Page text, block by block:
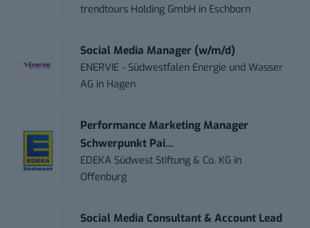
trendtours Holding GmbH in Eschborn
Social Media Manager (w/m/d)
ENERVIE - Südwestfalen Energie und Wasser
AG in Hagen
Performance Marketing Manager
Schwerpunkt Pai...
EDEKA Südwest Stiftung & Co. KG in
Offenburg
Social Media Consultant & Account Lead